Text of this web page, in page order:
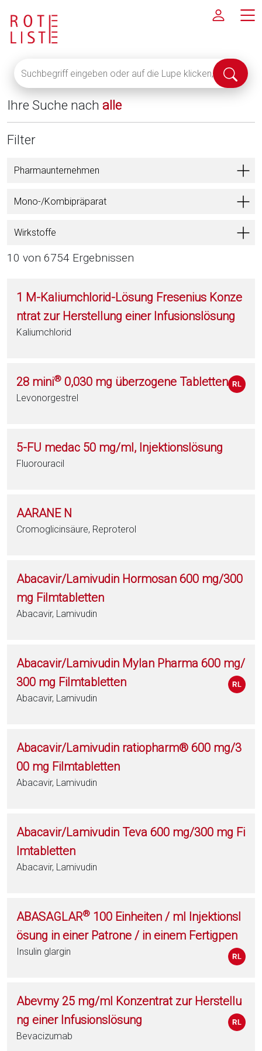
eingeben
oder
auf
die
Lupe
alle
anzuzeigen
Suche
Ihre Suche nach alle
Filter
Pharmaunternehmen
Mono-/Kombipräparat
Wirkstoffe
10 von 6754 Ergebnissen
1 M-Kaliumchlorid-Lösung Fresenius Konze
ntrat zur Herstellung einer Infusionslösung
Kaliumchlorid
28 mini® 0,030 mg überzogene Tabletten
Levonorgestrel
5-FU medac 50 mg/ml, Injektionslösung
Fluorouracil
AARANE N
Cromoglicinsäure, Reproterol
Abacavir/Lamivudin Hormosan 600 mg/300
mg Filmtabletten
Abacavir, Lamivudin
Abacavir/Lamivudin Mylan Pharma 600 mg/
300 mg Filmtabletten
Abacavir, Lamivudin
Abacavir/Lamivudin ratiopharm® 600 mg/3
00 mg Filmtabletten
Abacavir, Lamivudin
Abacavir/Lamivudin Teva 600 mg/300 mg Fi
lmtabletten
Abacavir, Lamivudin
ABASAGLAR® 100 Einheiten / ml Injektionsl
ösung in einer Patrone / in einem Fertigpen
Insulin glargin
Abevmy 25 mg/ml Konzentrat zur Herstellu
ng einer Infusionslösung
Bevacizumab